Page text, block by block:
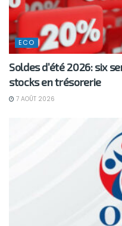
ECO
Soldes d’été 2026: six
stocks en trésorerie
7 AOÛT 2026